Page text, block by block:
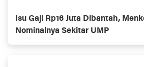
Isu Gaji Rp16 Juta Dibantah,
Nominalnya Sekitar UMP